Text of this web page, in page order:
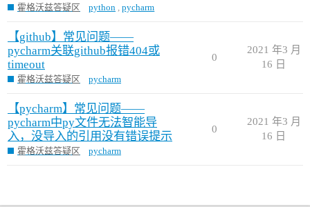
霍格沃兹答疑区 python ,pycharm
【github】常见问题——
pycharm关联github报错404或
timeout
霍格沃兹答疑区 pycharm
0
2021 年3 月
16 日
【pycharm】常见问题——
pycharm中py文件无法智能导
入，没导入的引用没有错误提示
霍格沃兹答疑区 pycharm
0
2021 年3 月
16 日